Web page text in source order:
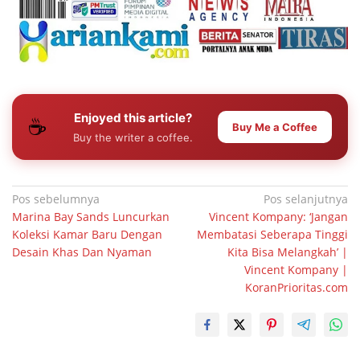
☕ Enjoyed this article?
Buy the writer a coffee.
Buy Me a Coffee
Navigasi
pos
Pos sebelumnya
Marina Bay Sands Luncurkan
Koleksi Kamar Baru Dengan
Desain Khas Dan Nyaman
Pos selanjutnya
Vincent Kompany: ‘Jangan
Membatasi Seberapa Tinggi
Kita Bisa Melangkah’ |
Vincent Kompany |
KoranPrioritas.com